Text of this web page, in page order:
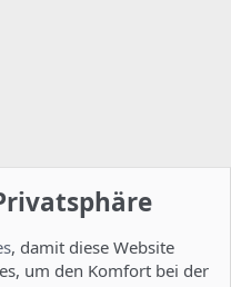
, damit diese Website
um den Komfort bei der